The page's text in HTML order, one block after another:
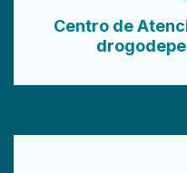
Centro de